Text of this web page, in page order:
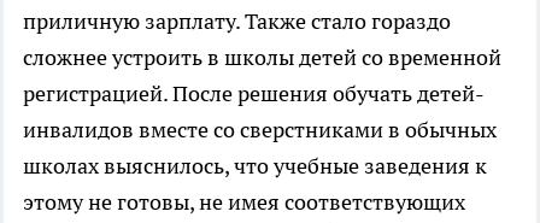
приличную зарплату. Также стало гораздо
сложнее устроить в школы детей со временной
регистрацией. После решения обучать детей-
инвалидов вместе со сверстниками в обычных
школах выяснилось, что учебные заведения к
этому не готовы, не имея соответствующих